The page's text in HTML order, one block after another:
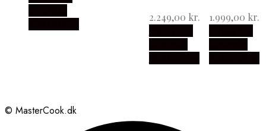
2.249,00 kr.
1.999,00 kr.
© MasterCook.dk